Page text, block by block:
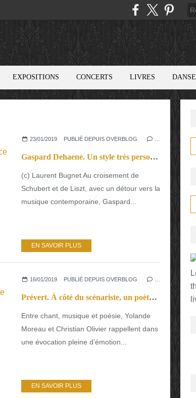
EXPOSITIONS CONCERTS LIVRES DANSE
23/01/2019 PUBLIÉ DEPUIS OVERBLOG
Gaspard Dehaene. Un style très personnel alliant finesse et puissance d’interprétation
(c) Laurent Bugnet Au croisement de
Schubert et de Liszt, avec un détour vers la
musique contemporaine, Gaspard...
EN SAVOIR PLUS
16/01/2019 PUBLIÉ DEPUIS OVERBLOG
Prévert. À côté du scénariste, un poète plein d’humanité, qui réchauffe au cœur
Entre chant, musique et poésie, Yolande
Moreau et Christian Olivier rappellent dans
une évocation pleine d’émotion...
EN SAVOIR PLUS